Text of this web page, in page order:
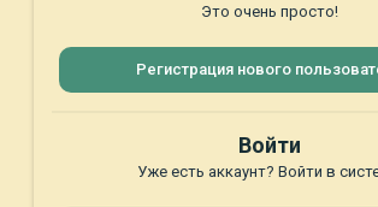
Это очень просто!
Регистрация нового
Войти
Уже есть аккаунт? Войти в